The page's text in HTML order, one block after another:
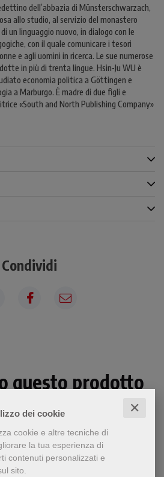
dei cookie ✕
cookie e altre tecniche di
la tua esperienza di
contenuti personalizzati e
sito.
dell’abbazia di Münsterschwarzach,
allo studio, al servizio del monastero
un linguaggio nuovo, in dialogo con le
con il quale comunicare i tesori
e agli uomini in ricerca. Le sue numerose
in più di trenta lingue. Hsin-Ju WU è
economia politica a Göttingen e
a Marburgo. È madre di due figli e
«South and North Publishing Company»
Condividi
questo prodotto